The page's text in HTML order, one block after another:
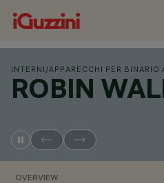
INTERNI /APPARECCHI PER BINARIO
ROBIN
OVERVIEW